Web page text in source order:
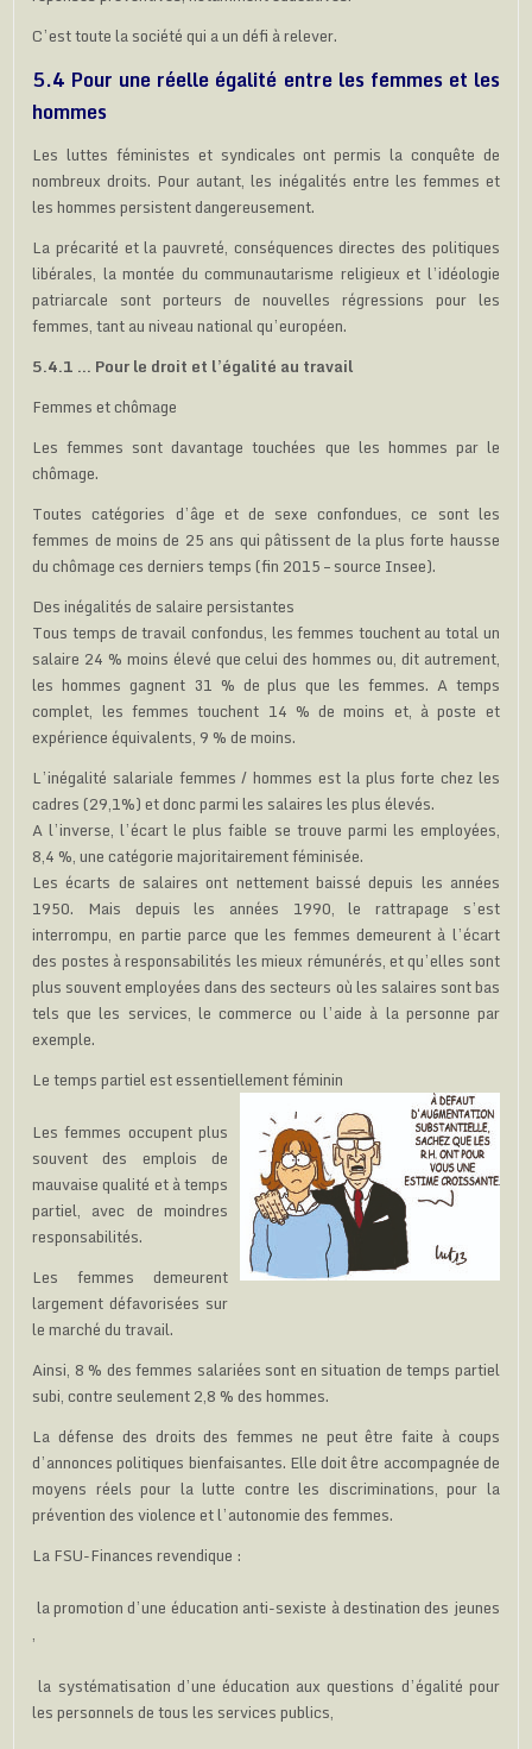
C’est toute la société qui a un défi à relever.
5.4 Pour une réelle égalité entre les femmes et les
hommes
Les luttes féministes et syndicales ont permis la conquête de
nombreux droits. Pour autant, les inégalités entre les femmes et
les hommes persistent dangereusement.
La précarité et la pauvreté, conséquences directes des politiques
libérales, la montée du communautarisme religieux et l’idéologie
patriarcale sont porteurs de nouvelles régressions pour les
femmes, tant au niveau national qu’européen.
5.4.1 … Pour le droit et l’égalité au travail
Femmes et chômage
Les femmes sont davantage touchées que les hommes par le
chômage.
Toutes catégories d’âge et de sexe confondues, ce sont les
femmes de moins de 25 ans qui pâtissent de la plus forte hausse
du chômage ces derniers temps (fin 2015 – source Insee).
Des inégalités de salaire persistantes
Tous temps de travail confondus, les femmes touchent au total un
salaire 24 % moins élevé que celui des hommes ou, dit autrement,
les hommes gagnent 31 % de plus que les femmes. A temps
complet, les femmes touchent 14 % de moins et, à poste et
expérience équivalents, 9 % de moins.
L’inégalité salariale femmes / hommes est la plus forte chez les
cadres (29,1%) et donc parmi les salaires les plus élevés.
A l’inverse, l’écart le plus faible se trouve parmi les employées,
8,4 %, une catégorie majoritairement féminisée.
Les écarts de salaires ont nettement baissé depuis les années
1950. Mais depuis les années 1990, le rattrapage s’est
interrompu, en partie parce que les femmes demeurent à l’écart
des postes à responsabilités les mieux rémunérés, et qu’elles sont
plus souvent employées dans des secteurs où les salaires sont bas
tels que les services, le commerce ou l’aide à la personne par
exemple.
Le temps partiel est essentiellement féminin
Les femmes occupent plus
souvent des emplois de
mauvaise qualité et à temps
partiel, avec de moindres
responsabilités.
Les femmes demeurent
largement défavorisées sur
le marché du travail.
Ainsi, 8 % des femmes salariées sont en situation de temps partiel
subi, contre seulement 2,8 % des hommes.
La défense des droits des femmes ne peut être faite à coups
d’annonces politiques bienfaisantes. Elle doit être accompagnée de
moyens réels pour la lutte contre les discriminations, pour la
prévention des violence et l’autonomie des femmes.
La FSU-Finances revendique :
la promotion d’une éducation anti-sexiste à destination des jeunes
,
la systématisation d’une éducation aux questions d’égalité pour
les personnels de tous les services publics,